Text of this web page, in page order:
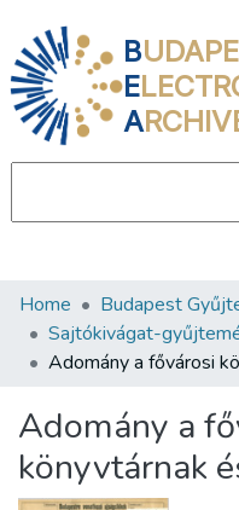
B
E
A
Communities &
All of DSpace
About us
Home Budapest
Sajtókivágat-
Adomány a
könyvtárnak